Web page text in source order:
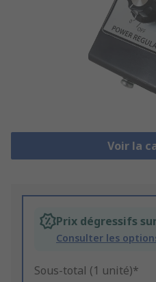
Voir la
Prix dégressifs
Consulter les
Sous-total (1 unité)*